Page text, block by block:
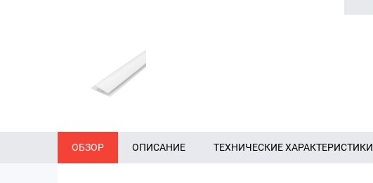
ОБЗОР ОПИСАНИЕ ТЕХНИЧЕСКИЕ ХАРАКТЕРИСТИКИ